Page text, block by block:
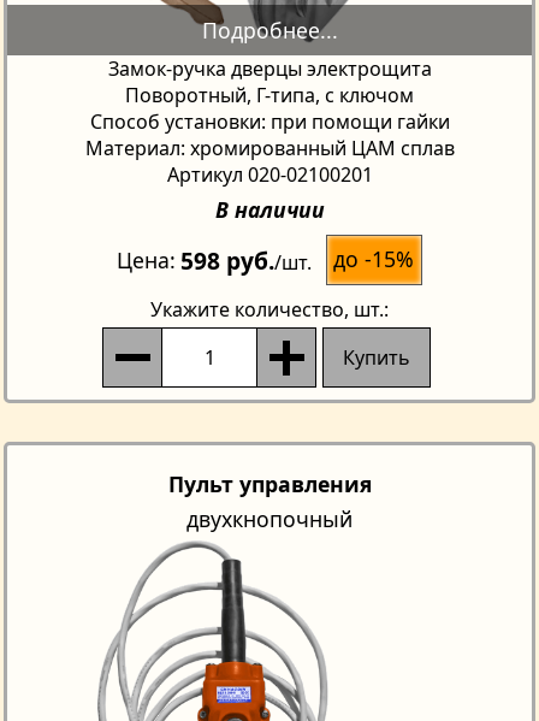
Замок-ручка дверцы электрощита
Поворотный, Г-типа, с ключом
Способ установки: при помощи гайки
Материал: хромированный ЦАМ сплав
Артикул 020-02100201
В наличии
Цена 598 руб./шт. до -15%
Укажите количество, шт.:
Купить
Пульт управления
двухкнопочный